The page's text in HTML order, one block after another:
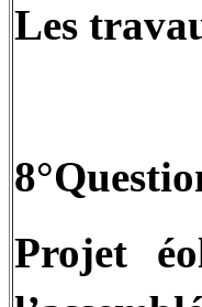
Les
Projet